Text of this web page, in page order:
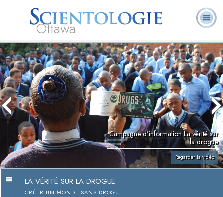
Ottawa
L. Ron Hubbard
Qu’est-ce que la
Scientologie ?
Ministres
volontaires
Foire aux
questions
Livres
Campagne d’information La vérité sur
la drogue
Regarder la vidéo
LA VÉRITÉ SUR LA DROGUE
CRÉER UN MONDE SANS DROGUE